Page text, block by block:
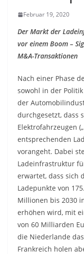
Februar 19, 2020
Der Markt der
vor einem Boom –
M&A-Transaktionen
Nach einer Phase
sowohl in der
der
durchgesetzt, dass
Elektrofahrzeugen
entsprechenden
vorangeht. Dabei
Ladeinfrastruktur
erwartet, dass sich
Ladepunkte von
Millionen bis 2030
erhöhen wird, mit
von 60 Milliarden
die Niederlande
Frankreich holen